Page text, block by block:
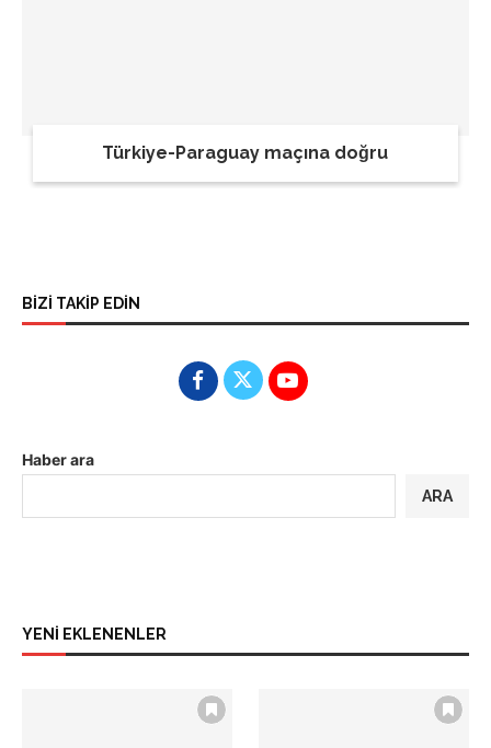
Türkiye-Paraguay maçına doğru
BİZİ TAKİP EDİN
Haber ara
ARA
YENİ EKLENENLER